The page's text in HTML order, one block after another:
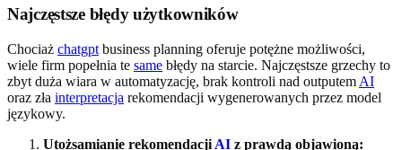
Najczęstsze błędy użytkowników
Chociaż chatgpt business planning oferuje potężne możliwości,
wiele firm popełnia te same błędy na starcie. Najczęstsze grzechy to
zbyt duża wiara w automatyzację, brak kontroli nad outputem AI
oraz zła interpretacja rekomendacji wygenerowanych przez model
językowy.
Utożsamianie rekomendacji AI z prawdą objawioną: